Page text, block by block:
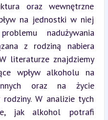
oraz wewnętrzne
na jednostki w niej
nadużywania
z rodziną nabiera
literaturze znajdziemy
wpływ alkoholu na
oraz na życie
rodziny. W analizie tych
jak alkohol potrafi